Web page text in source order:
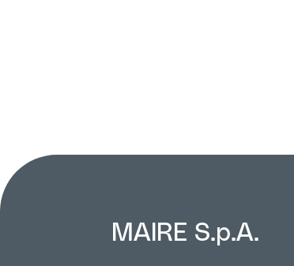
MAIRE S.p.A.